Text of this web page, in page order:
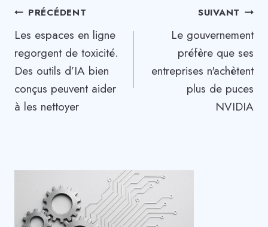
Navigation
de
l’article
PRÉCÉDENT
Les espaces en ligne
regorgent de toxicité.
Des outils d’IA bien
conçus peuvent aider
à les nettoyer
SUIVANT
Le gouvernement
préfère que ses
entreprises n'achètent
plus de puces
NVIDIA